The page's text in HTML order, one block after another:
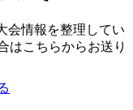
会情報を整理してい
はこちらからお送り